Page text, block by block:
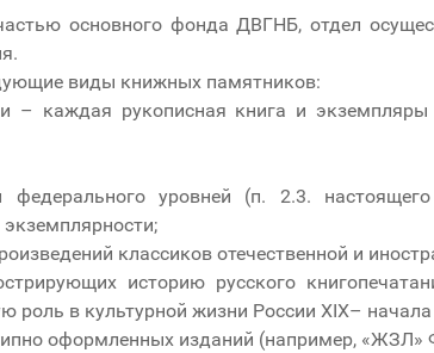
основного фонда ДВГНБ, отдел
виды книжных памятников:
– каждая рукописная книга и
уровней (п. 2.3.
классиков отечественной и
историю русского
роль в культурной жизни России XIX– начала
оформленных изданий (например, «ЖЗЛ»